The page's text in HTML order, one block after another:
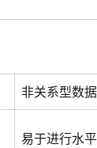
非关系型数
易于进行水